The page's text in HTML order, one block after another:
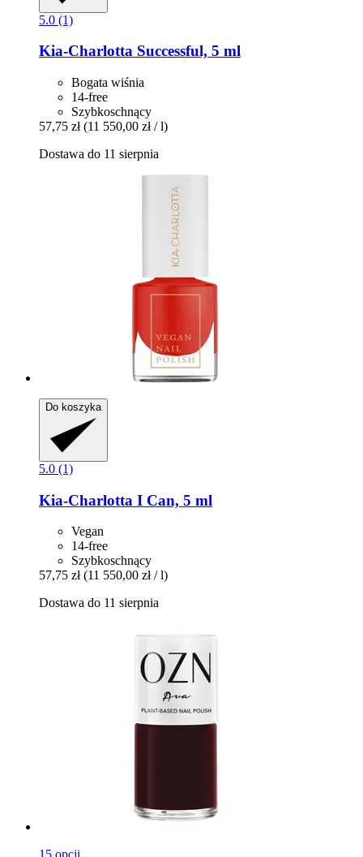
5.0 (1)
Kia-Charlotta Successful, 5 ml
Bogata wiśnia
14-free
Szybkoschnący
57,75 zł (11 550,00 zł / l)
Dostawa do 11 sierpnia
Do koszyka
5.0 (1)
Kia-Charlotta I Can, 5 ml
Vegan
14-free
Szybkoschnący
57,75 zł (11 550,00 zł / l)
Dostawa do 11 sierpnia